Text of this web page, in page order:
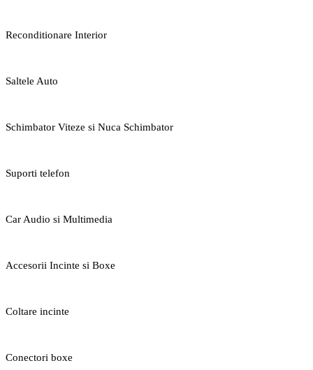
Reconditionare Interior
Saltele Auto
Schimbator Viteze si Nuca Schimbator
Suporti telefon
Car Audio si Multimedia
Accesorii Incinte si Boxe
Coltare incinte
Conectori boxe